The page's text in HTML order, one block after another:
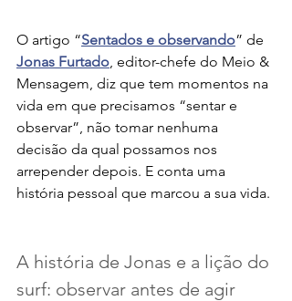
O artigo “Sentados e observando” de
Jonas Furtado , editor-chefe do Meio &
Mensagem, diz que tem momentos na
vida em que precisamos “sentar e
observar”, não tomar nenhuma
decisão da qual possamos nos
arrepender depois. E conta uma
história pessoal que marcou a sua vida.
A história de Jonas e a lição do
surf: observar antes de agir